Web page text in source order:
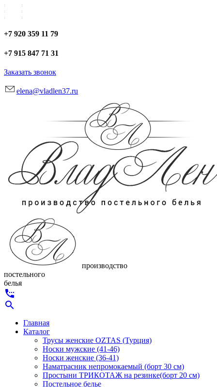
+7 920 359 11 79
+7 915 847 71 31
Заказать звонок
elena@vladlen37.ru
производство
постельного
белья
settings_phone
search
Главная
Каталог
Трусы женские OZTAS (Турция)
Носки мужские (41-46)
Носки женские (36-41)
Наматрасник непромокаемый (борт 30 см)
Простыни ТРИКОТАЖ на резинке(борт 20 см)
Постельное белье